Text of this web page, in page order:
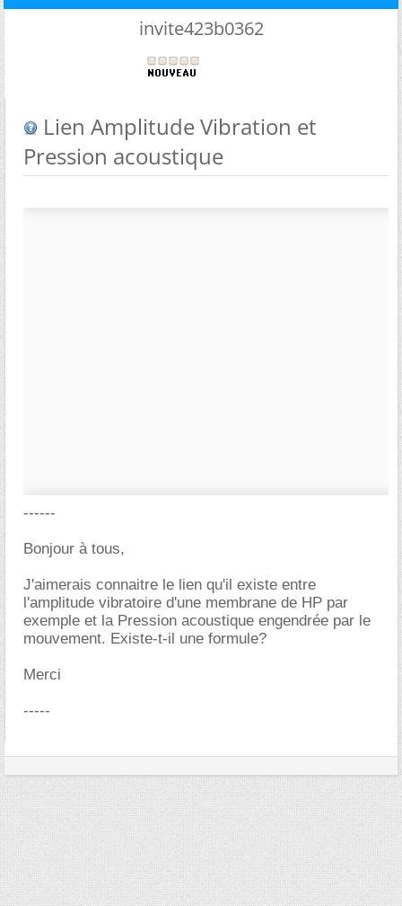
invite423b0362
Lien Amplitude Vibration et
Pression acoustique
------
Bonjour à tous,
J'aimerais connaitre le lien qu'il existe entre
l'amplitude vibratoire d'une membrane de HP par
exemple et la Pression acoustique engendrée par le
mouvement. Existe-t-il une formule?
Merci
-----